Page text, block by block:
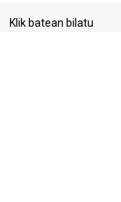
Klik batean bilatu